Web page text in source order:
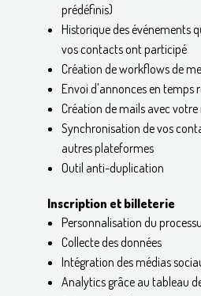
prédéfinis)
Historique des événements
vos contacts ont participé
Création de workflows de
Envoi d'annonces en temps
Création de mails avec
Synchronisation de vos
autres plateformes
Outil anti-duplication
Inscription et billeterie
Personnalisation du
Collecte des données
Intégration des médias
Analytics grâce au tableau